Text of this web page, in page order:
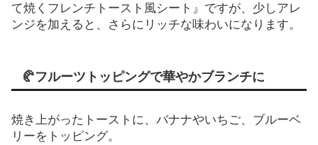
て焼くフレンチトースト風シート』ですが、少しアレ
ンジを加えると、さらにリッチな味わいになります。
🥐フルーツトッピングで華やかブランチに
焼き上がったトーストに、バナナやいちご、ブルーベ
リーをトッピング。